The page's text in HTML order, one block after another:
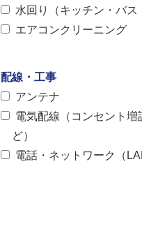
水回り（キッチン・バ
エアコンクリーニング
配線・工事
アンテナ
電気配線（コンセント
ど）
電話・ネットワーク（